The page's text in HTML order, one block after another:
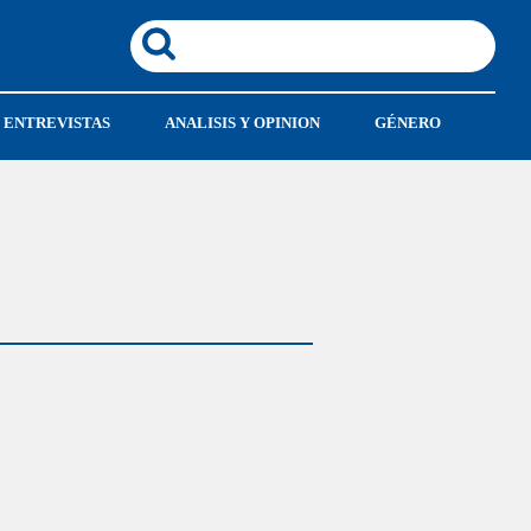
ENTREVISTAS ANALISIS Y OPINION GÉNERO